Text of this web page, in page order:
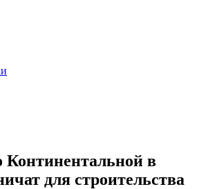
Континентальной в
для строительства